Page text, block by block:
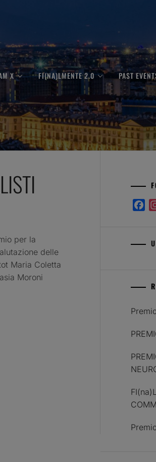
X FI(NA)LMENTE 2.0 PAST
per la
delle
Maria Coletta
Moroni